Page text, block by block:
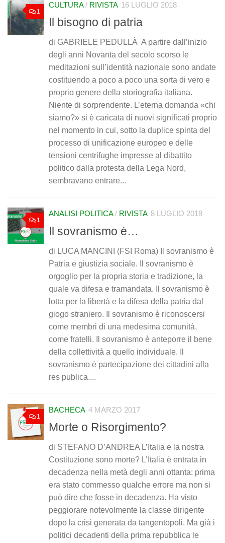
1
CULTURA/ RIVISTA 16 LUGLIO 2018
Il bisogno di patria
di GABRIELE PEDULLÀ A partire dall’inizio
degli anni Novanta del secolo scorso le
meditazioni sull’identità nazionale sono andate
costituendo a poco a poco una sorta di vero e
proprio genere della storiografia italiana.
Niente di sorprendente. L’eterna domanda «chi
siamo?» si è caricata di nuovi significati proprio
nel momento in cui, sotto la duplice spinta del
processo di unificazione europeo e delle
tensioni centrifughe impresse al dibattito
politico dalla protesta della Lega Nord,
sembravano entrare...
1
ANALISI POLITICA/ RIVISTA 8 LUGLIO 2018
Il sovranismo è…
di LUCA MANCINI (FSI Roma) Il sovranismo è
Patria e giustizia sociale. Il sovranismo è
orgoglio per la propria storia e tradizione, la
quale va difesa e tramandata. Il sovranismo è
lotta per la libertà e la difesa della patria dal
giogo straniero. Il sovranismo è riconoscersi
come membri di una medesima comunità,
come fratelli. Il sovranismo è anteporre il bene
della collettività a quello individuale. Il
sovranismo è partecipazione dei cittadini alla
res publica....
1
BACHECA 4 MARZO 2017
Morte o Risorgimento?
di STEFANO D’ANDREA L’Italia e la nostra
Costituzione sono morte? L’Italia è entrata in
decadenza nella metà degli anni ottanta: prima
era stato commesso qualche errore ma non si
può dire che fosse in decadenza. Ha visto
peggiorare notevolmente la classe dirigente
dopo la crisi generata da tangentopoli. Ma già i
politici decadenti della prima repubblica le